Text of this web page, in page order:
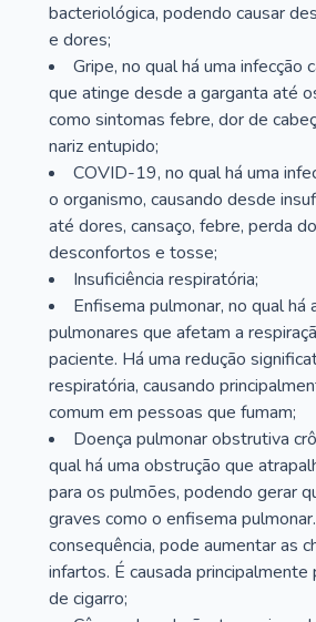
bacteriológica, podendo causar
e dores;
Gripe, no qual há uma infecção
que atinge desde a garganta até
como sintomas febre, dor de
nariz entupido;
COVID-19, no qual há uma
o organismo, causando desde
até dores, cansaço, febre, perda
desconfortos e tosse;
Insuficiência respiratória;
Enfisema pulmonar, no qual há
pulmonares que afetam a
paciente. Há uma redução
respiratória, causando
comum em pessoas que fumam;
Doença pulmonar obstrutiva
qual há uma obstrução que
para os pulmões, podendo gerar
graves como o enfisema
consequência, pode aumentar as
infartos. É causada
de cigarro;